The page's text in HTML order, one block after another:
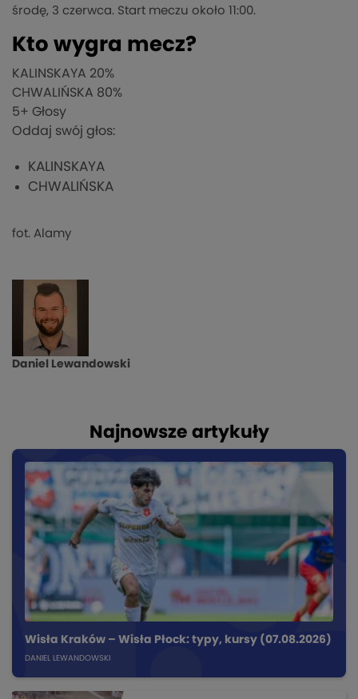
środę, 3 czerwca. Start meczu około 11:00.
Kto wygra mecz?
KALINSKAYA 20%
CHWALIŃSKA 80%
5+ Głosy
Oddaj swój głos:
KALINSKAYA
CHWALIŃSKA
fot. Alamy
Daniel Lewandowski
Najnowsze artykuły
Wisła Kraków – Wisła Płock: typy, kursy (07.08.2026)
DANIEL LEWANDOWSKI